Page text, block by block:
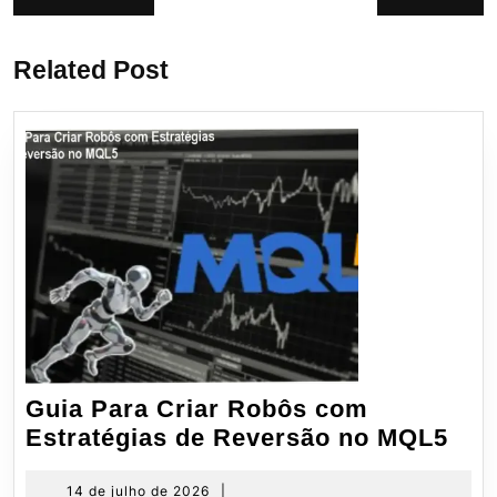
deanterior: post:
Related Post
Guia Para Criar Robôs com
Estratégias de Reversão no MQL5
14 de julho de 2026